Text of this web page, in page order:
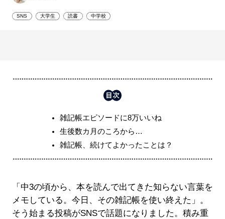
SNS 大学生 読書 中学校
雑記帳エピソードに8万いいね
生後数カ月のころから…
雑記帳、続けてよかったことは？
「中3の頃から、本を読んで出てきた知らない言葉を
メモしている。今日、その雑記帳を使い終えた」。
そう始まる投稿がSNSで話題になりました。積み重